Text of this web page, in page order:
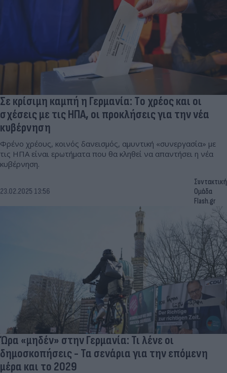
Σε κρίσιμη καμπή η Γερμανία: Tο χρέος και οι
σχέσεις με τις ΗΠΑ, οι προκλήσεις για την νέα
κυβέρνηση
Φρένο χρέους, κοινός δανεισμός, αμυντική «συνεργασία» με
τις ΗΠΑ είναι ερωτήματα που θα κληθεί να απαντήσει η νέα
κυβέρνηση.
23.02.2025 13:56
Συντακτική
Ομάδα
Flash.gr
Ώρα «μηδέν» στην Γερμανία: Τι λένε οι
δημοσκοπήσεις - Τα σενάρια για την επόμενη
μέρα και το 2029